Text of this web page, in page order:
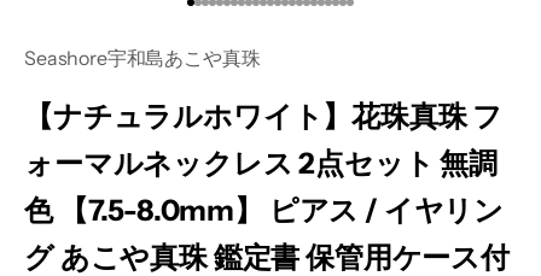
I18n Error: Missing interpolation value
I18n Error: Missing interpolation value
I18n Error: Missing interpolation
I18n Error: Missing interpolation
I18n Error: Missing interpolation
I18n Error: Missing interpolation
I18n Error: Missing interpolation
I18n Error: Missing interpolation
I18n Error: Missing interpolation
I18n Error: Missing
I18n Error: Missing
I18n Error: Missing
I18n Error: Missing
I18n Error: Missing
I18n Error: Missing
I18n Error: Missing
I18n Error: Missing
I18n Error: Missing
I18n Error: Missing
I18n Error: Missing
I18n Error: Missing
I18n Error: Missing
I18n Error: Missing
Seashore宇和島あこや真珠
【ナチュラルホワイト】花珠真珠 フ
ォーマルネックレス 2点セット 無調
色 【7.5-8.0mm】 ピアス / イヤリン
グ あこや真珠 鑑定書 保管用ケース付